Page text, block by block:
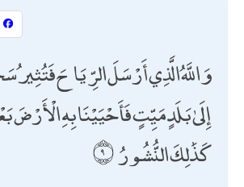
وَاللَّهُ الَّذِي أَرْسَلَ الرِّيَاحَ فَتُثِيرُ
إِلَىٰ بَلَدٍ مَيِّتٍ فَأَحْيَيْنَا بِهِ الْأَرْضَ
كَذَٰلِكَ النُّشُورُ